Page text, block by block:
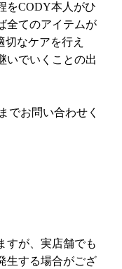
をCODY本人がひ
全てのアイテムが
切なケアを行え
いでいくことの出
でお問い合わせく
すが、実店舗でも
生する場合がござ